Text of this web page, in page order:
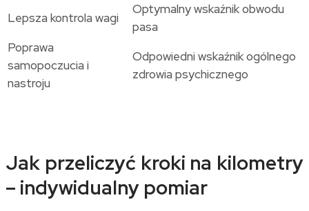
Lepsza kontrola wagi
Optymalny wskaźnik obwodu
pasa
Poprawa
samopoczucia i
nastroju
Odpowiedni wskaźnik ogólnego
zdrowia psychicznego
Jak przeliczyć kroki na kilometry
– indywidualny pomiar